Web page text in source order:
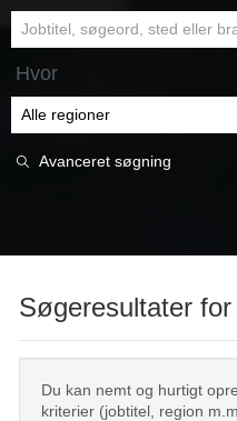
Hvor
Avanceret søgning
Søgeresultater for
Du kan nemt og hurtigt
kriterier (jobtitel, region